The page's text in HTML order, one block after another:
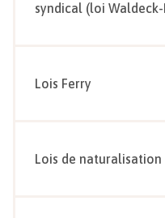
syndical (loi Waldeck-
Lois Ferry
Lois de naturalisation